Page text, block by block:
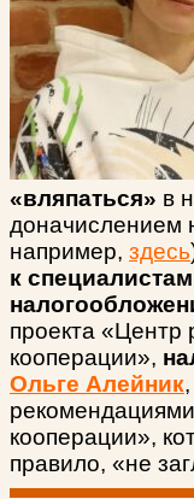
«вляпаться» в
доначислением
например, здесь
к
проекта «Центр
кооперации»,
Ольге Алейник
кооперации»,
правило, «не